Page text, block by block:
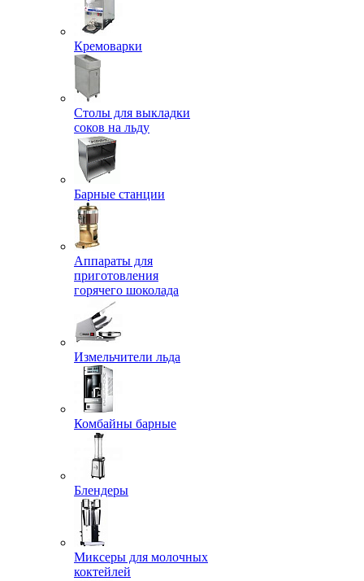
Кремоварки
Столы для выкладки
соков на льду
Барные станции
Аппараты для
приготовления
горячего шоколада
Измельчители льда
Комбайны барные
Блендеры
Миксеры для молочных
коктейлей